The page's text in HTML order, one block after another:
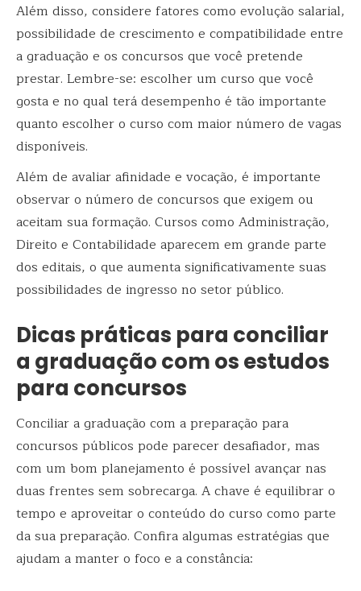
Além disso, considere fatores como evolução salarial,
possibilidade de crescimento e compatibilidade entre
a graduação e os concursos que você pretende
prestar. Lembre-se: escolher um curso que você
gosta e no qual terá desempenho é tão importante
quanto escolher o curso com maior número de vagas
disponíveis.
Além de avaliar afinidade e vocação, é importante
observar o número de concursos que exigem ou
aceitam sua formação. Cursos como Administração,
Direito e Contabilidade aparecem em grande parte
dos editais, o que aumenta significativamente suas
possibilidades de ingresso no setor público.
Dicas práticas para conciliar
a graduação com os estudos
para concursos
Conciliar a graduação com a preparação para
concursos públicos pode parecer desafiador, mas
com um bom planejamento é possível avançar nas
duas frentes sem sobrecarga. A chave é equilibrar o
tempo e aproveitar o conteúdo do curso como parte
da sua preparação. Confira algumas estratégias que
ajudam a manter o foco e a constância: